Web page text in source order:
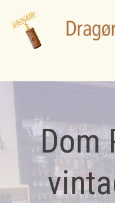
indhold
Dom